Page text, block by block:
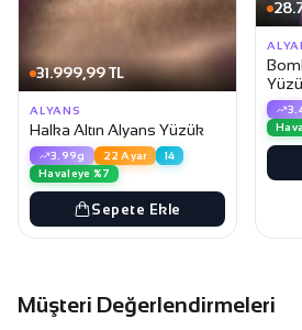
31.999,99 TL
ALYANS
Halka Altın Alyans Yüzük
3.99g 22 Ayar
14
Havaleye %7
Sepete Ekle
Müşteri Değerlendirmeleri